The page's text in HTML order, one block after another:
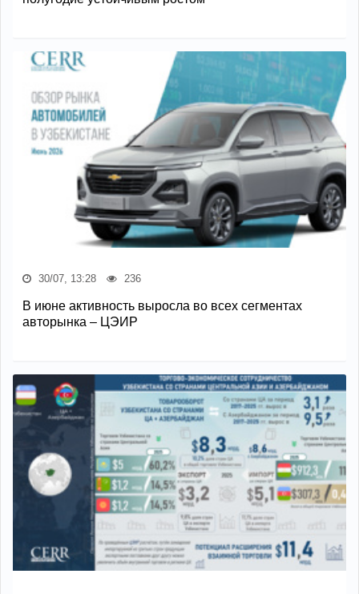
30/07, 13:28 236
В июне активность выросла во всех сегментах
авторынка – ЦЭИР